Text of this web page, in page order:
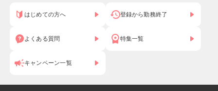
はじめての方へ 登録から勤務終了
よくある質問 特集一覧
キャンペーン一覧